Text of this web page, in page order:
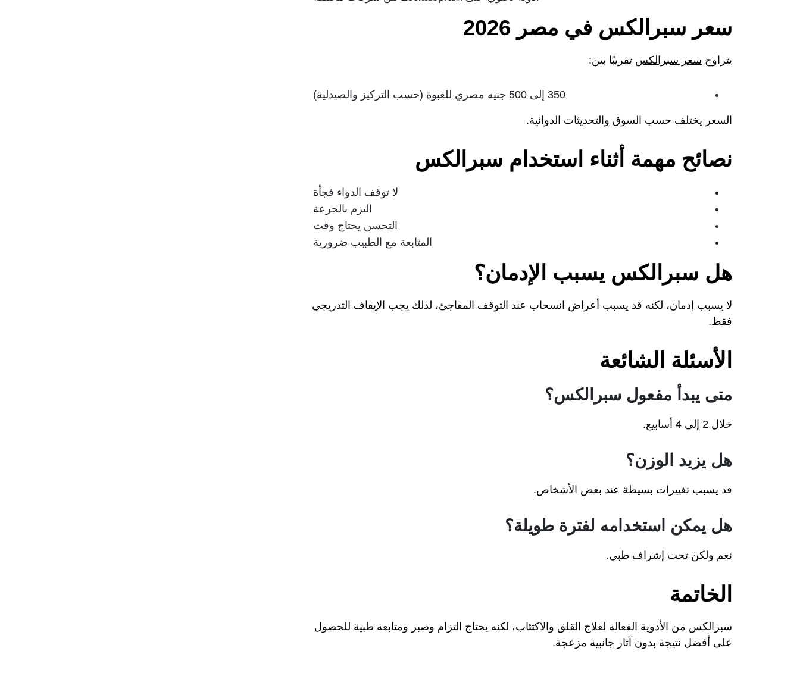
سعر سبرالكس في مصر 2026
يتراوح سعر سبرالكس تقريبًا بين:
350 إلى 500 جنيه مصري للعبوة (حسب التركيز والصيدلية)
السعر يختلف حسب السوق والتحديثات الدوائية.
نصائح مهمة أثناء استخدام سبرالكس
لا توقف الدواء فجأة
التزم بالجرعة
التحسن يحتاج وقت
المتابعة مع الطبيب ضرورية
هل سبرالكس يسبب الإدمان؟
لا يسبب إدمان، لكنه قد يسبب أعراض انسحاب عند التوقف المفاجئ، لذلك يجب الإيقاف التدريجي
فقط.
الأسئلة الشائعة
متى يبدأ مفعول سبرالكس؟
خلال 2 إلى 4 أسابيع.
هل يزيد الوزن؟
قد يسبب تغييرات بسيطة عند بعض الأشخاص.
هل يمكن استخدامه لفترة طويلة؟
نعم ولكن تحت إشراف طبي.
الخاتمة
سبرالكس من الأدوية الفعالة لعلاج القلق والاكتئاب، لكنه يحتاج التزام وصبر ومتابعة طبية للحصول
على أفضل نتيجة بدون آثار جانبية مزعجة.